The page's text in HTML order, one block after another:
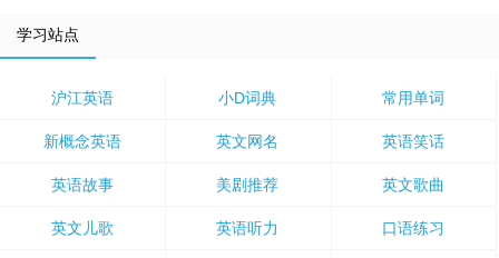
学习站点
沪江英语 小D词典 常用单词
新概念英语 英文网名 英语笑话
英语故事 美剧推荐 英文歌曲
英文儿歌 英语听力 口语练习